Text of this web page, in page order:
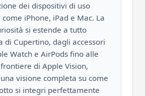
dei dispositivi di uso
iPhone, iPad e Mac. La
si estende a tutto
di Cupertino, dagli accessori
Watch e AirPods fino alle
di Apple Vision,
visione completa su come
si integri perfettamente